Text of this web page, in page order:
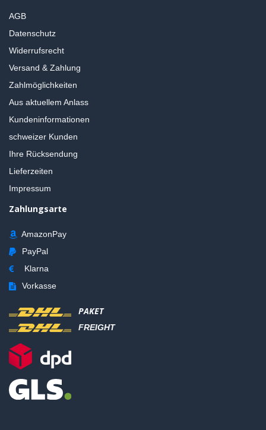
AGB
Datenschutz
Widerrufsrecht
Versand & Zahlung
Zahlmöglichkeiten
Aus aktuellem Anlass
Kundeninformationen
schweizer Kunden
Ihre Rücksendung
Lieferzeiten
Impressum
Zahlungsarte
AmazonPay
PayPal
Klarna
Vorkasse
PAKET
FREIGHT